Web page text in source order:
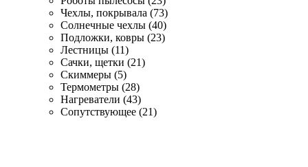
Чехлы, покрывала (73)
Солнечные чехлы (40)
Подложки, ковры (23)
Лестницы (11)
Сачки, щетки (21)
Скиммеры (5)
Термометры (28)
Нагреватели (43)
Сопутствующее (21)